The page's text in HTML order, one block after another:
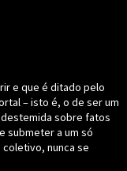
e que é ditado pelo
– isto é, o de ser um
destemida sobre fatos
submeter a um só
nunca se